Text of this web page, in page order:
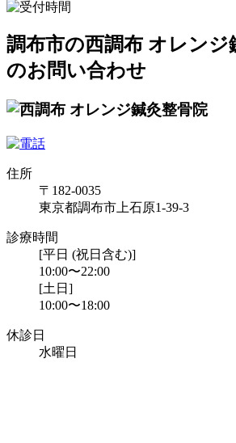
調布市の西調布 オレンジ
のお問い合わせ
住所
〒182-0035
東京都調布市上石原1-39-3
診療時間
[平日 (祝日含む)]
10:00〜22:00
[土日]
10:00〜18:00
休診日
水曜日